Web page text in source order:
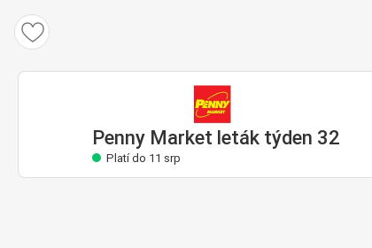
Penny Market leták týden 32
Platí do 11 srp